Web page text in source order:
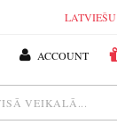
LATVIEŠU
ACCOUNT